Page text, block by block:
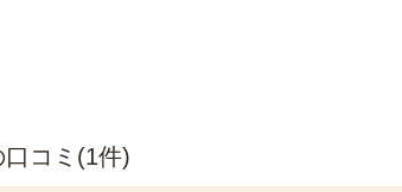
コミ(1件)